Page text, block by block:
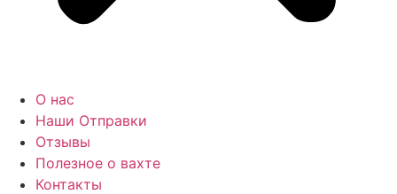
О нас
Наши Отправки
Отзывы
Полезное о вахте
Контакты